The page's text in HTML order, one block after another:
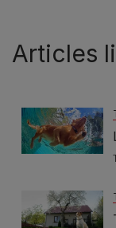
Articles